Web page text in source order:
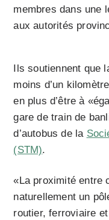
membres dans une
aux autorités
Ils soutiennent que
moins d’un
en plus d’être à
gare de train de
d’autobus de la
(STM).
«La proximité entre
naturellement un
routier, ferroviaire